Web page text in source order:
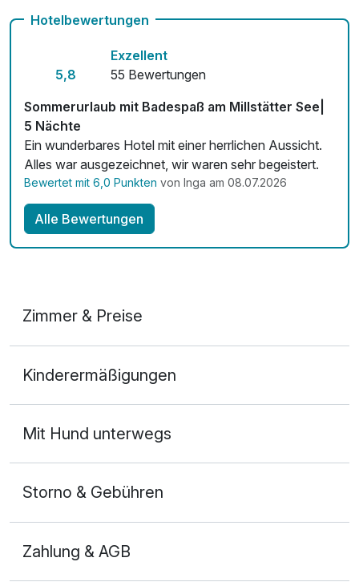
Fahrradverleih
Zimmerservice verfügbar
Mit Hotelbar
Hotelbewertungen
5,8
Exzellent
55 Bewertungen
Sommerurlaub mit Badespaß am Millstätter See|
5 Nächte
Ein wunderbares Hotel mit einer herrlichen Aussicht.
Alles war ausgezeichnet, wir waren sehr begeistert.
Bewertet mit 6,0 Punkten von Inga am 08.07.2026
Alle Bewertungen
Zimmer & Preise
2 Erwachsene
Kinderermäßigungen
Mit Hund unterwegs
Storno & Gebühren
Zahlung & AGB